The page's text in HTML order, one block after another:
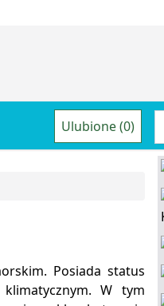
Ulubione (0)
Posiada status
W tym